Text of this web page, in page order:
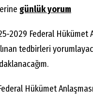
günlük yorum
2029 Federal Hükümet
tedbirleri
Hükümet